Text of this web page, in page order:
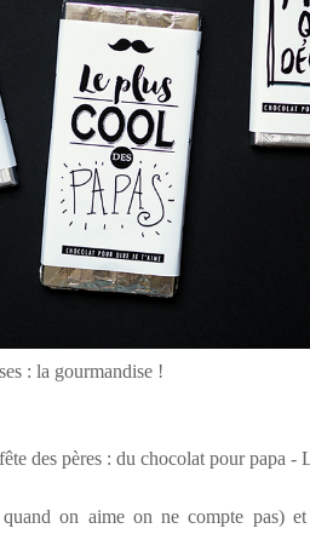
: la gourmandise !
on aime on ne compte pas)